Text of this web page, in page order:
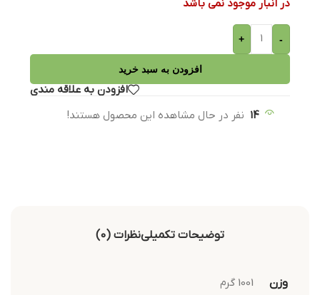
در انبار موجود نمی باشد
-
+
افزودن به سبد خرید
افزودن به علاقه مندی
14 نفر در حال مشاهده این محصول هستند!
توضیحات تکمیلینظرات (0)
وزن 1001 گرم